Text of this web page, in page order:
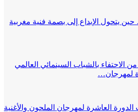
يتحول الإبداع إلى بصمة فنية مغربية
الاحتفاء بالشباب السينمائي العالمي
لمهرجان…
العاشرة لمهرجان الملحون والأغنية